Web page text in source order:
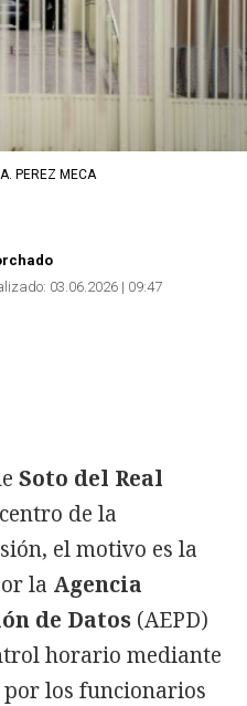
A. PEREZ MECA
03.06.2026 | 09:47
Soto del Real
de la
el motivo es la
la Agencia
de Datos (AEPD)
horario mediante
los funcionarios